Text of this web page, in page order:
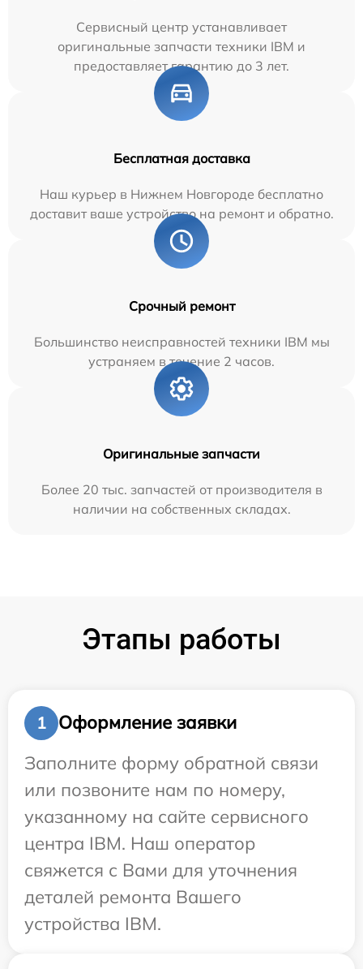
Сервисный центр устанавливает
оригинальные запчасти техники IBM и
предоставляет гарантию до 3 лет.
Бесплатная доставка
Наш курьер в Нижнем Новгороде бесплатно
доставит ваше устройство на ремонт и обратно.
Срочный ремонт
Большинство неисправностей техники IBM мы
устраняем в течение 2 часов.
Оригинальные запчасти
Более 20 тыс. запчастей от производителя в
наличии на собственных складах.
Этапы работы
1
Оформление заявки
Заполните форму обратной связи
или позвоните нам по номеру,
указанному на сайте сервисного
центра IBM. Наш оператор
свяжется с Вами для уточнения
деталей ремонта Вашего
устройства IBM.